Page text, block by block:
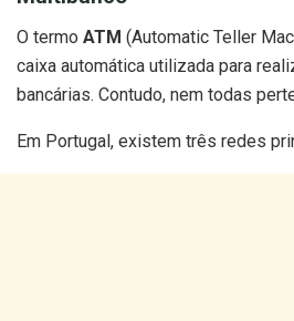
O termo ATM (Automatic Teller
caixa automática utilizada para
bancárias. Contudo, nem todas
Em Portugal, existem três redes